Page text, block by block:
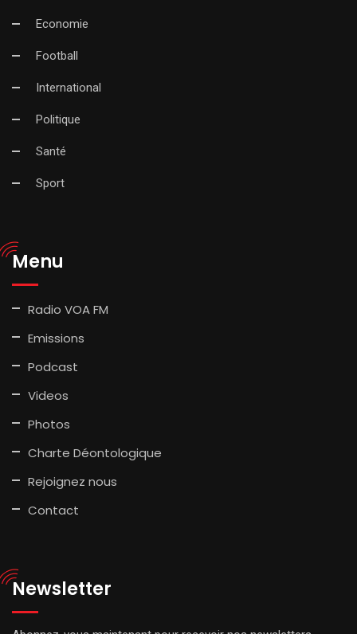
Economie
Football
International
Politique
Santé
Sport
Menu
Radio VOA FM
Emissions
Podcast
Videos
Photos
Charte Déontologique
Rejoignez nous
Contact
Newsletter